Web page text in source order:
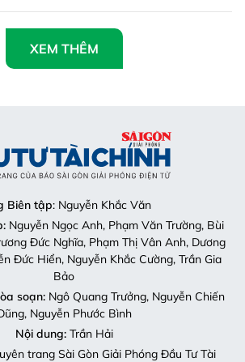
XEM THÊM
Biên tập: Nguyễn Khắc Văn
Nguyễn Ngọc Anh, Phạm Văn Trường, Bùi
Đức Nghĩa, Phạm Thị Vân Anh, Dương
Đức Hiển, Nguyễn Khắc Cường, Trần Gia
Bảo
soạn:Ngô Quang Trưởng, Nguyễn Chiến
Nguyễn Phước Bình
Nội dung:Trần Hải
trang Sài Gòn Giải Phóng Đầu Tư Tài